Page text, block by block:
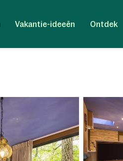
Vakantie-ideeën Ontdek